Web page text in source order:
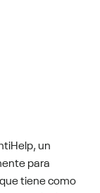
un
para
tiene como